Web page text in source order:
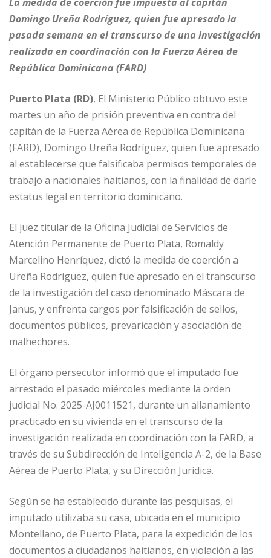
c
e
b
o
o
k
ai
l
k
e
dI
n
at
s
A
p
p
ss
e
n
g
e
r
m
p
ar
r
Domingo Ureña Rodríguez, quien fue apresado la
pasada semana en el transcurso de una investigación
realizada en coordinación con la Fuerza Aérea de
República Dominicana (FARD)
Puerto Plata (RD), El Ministerio Público obtuvo este
martes un año de prisión preventiva en contra del
capitán de la Fuerza Aérea de República Dominicana
(FARD), Domingo Ureña Rodríguez, quien fue apresado
al establecerse que falsificaba permisos temporales de
trabajo a nacionales haitianos, con la finalidad de darle
estatus legal en territorio dominicano.
El juez titular de la Oficina Judicial de Servicios de
Atención Permanente de Puerto Plata, Romaldy
Marcelino Henríquez, dictó la medida de coerción a
Ureña Rodríguez, quien fue apresado en el transcurso
de la investigación del caso denominado Máscara de
Janus, y enfrenta cargos por falsificación de sellos,
documentos públicos, prevaricación y asociación de
malhechores.
El órgano persecutor informó que el imputado fue
arrestado el pasado miércoles mediante la orden
judicial No. 2025-AJ0011521, durante un allanamiento
practicado en su vivienda en el transcurso de la
investigación realizada en coordinación con la FARD, a
través de su Subdirección de Inteligencia A-2, de la Base
Aérea de Puerto Plata, y su Dirección Jurídica.
Según se ha establecido durante las pesquisas, el
imputado utilizaba su casa, ubicada en el municipio
Montellano, de Puerto Plata, para la expedición de los
documentos a ciudadanos haitianos, en violación a las